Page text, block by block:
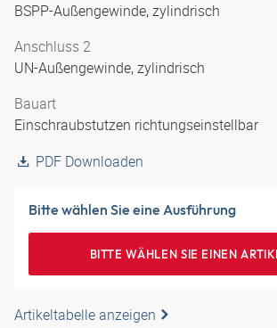
BSPP-Außengewinde, zylindrisch
Anschluss 2
UN-Außengewinde, zylindrisch
Bauart
Einschraubstutzen richtungseinstellbar
PDF Downloaden
Bitte wählen Sie eine Ausführung
BITTE WÄHLEN SIE EINEN
Artikeltabelle anzeigen